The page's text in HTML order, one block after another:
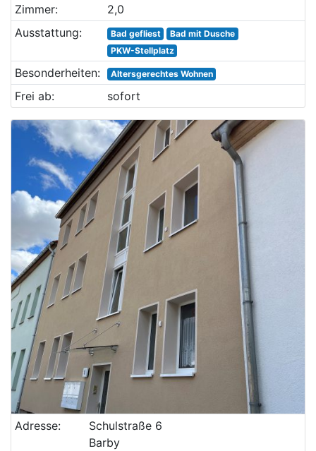
Zimmer:
2,0
Ausstattung:
Bad gefliest
Bad mit Dusche
PKW-Stellplatz
Besonderheiten: Altersgerechtes Wohnen
Frei ab: sofort
Adresse:
Schulstraße 6
Barby